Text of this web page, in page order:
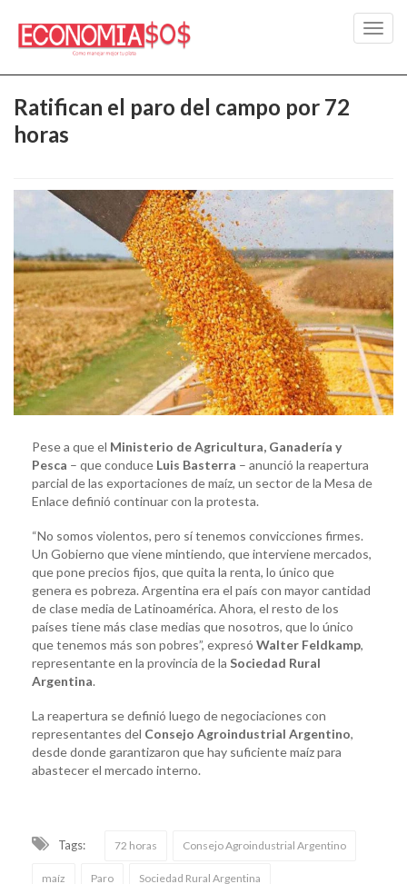
Ratifican el paro del campo por 72
horas
Pese a que el Ministerio de Agricultura, Ganadería y
Pesca – que conduce Luis Basterra – anunció la reapertura
parcial de las exportaciones de maíz, un sector de la Mesa de
Enlace definió continuar con la protesta.
“No somos violentos, pero sí tenemos convicciones firmes.
Un Gobierno que viene mintiendo, que interviene mercados,
que pone precios fijos, que quita la renta, lo único que
genera es pobreza. Argentina era el país con mayor cantidad
de clase media de Latinoamérica. Ahora, el resto de los
países tiene más clase medias que nosotros, que lo único
que tenemos más son pobres”, expresó Walter Feldkamp,
representante en la provincia de la Sociedad Rural
Argentina.
La reapertura se definió luego de negociaciones con
representantes del Consejo Agroindustrial Argentino,
desde donde garantizaron que hay suficiente maíz para
abastecer el mercado interno.
Tags: 72 horas Consejo Agroindustrial Argentino
maíz Paro Sociedad Rural Argentina